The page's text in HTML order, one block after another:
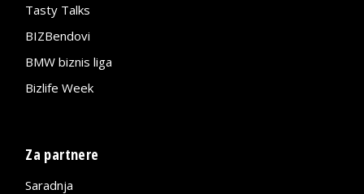
Tasty Talks
BIZBendovi
BMW biznis liga
Bizlife Week
Za partnere
Saradnja